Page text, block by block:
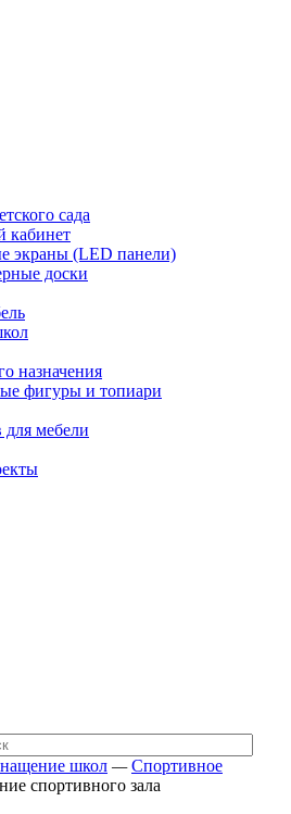
сада
кабинет
экраны (LED панели)
доски
назначения
фигуры и топиари
для мебели
школ —Спортивное
спортивного зала